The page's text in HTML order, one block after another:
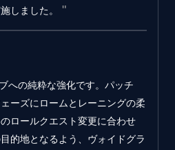
しました。
への純粋な強化です。パッチ
ーズにロームとレーニングの柔
ロールクエスト変更に合わせ
的地となるよう、ヴォイドグラ